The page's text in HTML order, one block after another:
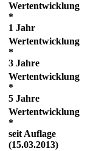
Wertentwicklung
*
1 Jahr
Wertentwicklung
*
3 Jahre
Wertentwicklung
*
5 Jahre
Wertentwicklung
*
seit Auflage
(15.03.2013)